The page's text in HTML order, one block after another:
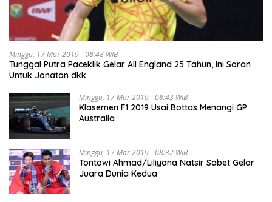
Minggu, 17 Mar 2019 - 08:48 WIB
Tunggal Putra Paceklik Gelar All England 25 Tahun, Ini Saran
Untuk Jonatan dkk
Minggu, 17 Mar 2019 - 08:43 WIB
Klasemen F1 2019 Usai Bottas Menangi GP
Australia
Minggu, 17 Mar 2019 - 08:32 WIB
Tontowi Ahmad/Liliyana Natsir Sabet Gelar
Juara Dunia Kedua